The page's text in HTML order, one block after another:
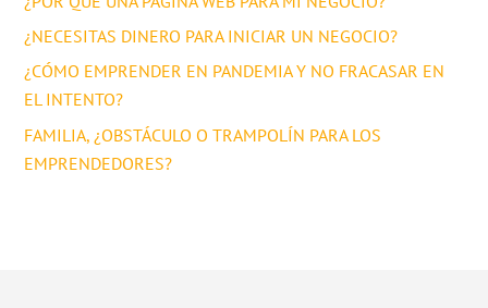
¿NECESITAS DINERO PARA INICIAR UN NEGOCIO?
¿CÓMO EMPRENDER EN PANDEMIA Y NO FRACASAR EN
EL INTENTO?
FAMILIA, ¿OBSTÁCULO O TRAMPOLÍN PARA LOS
EMPRENDEDORES?